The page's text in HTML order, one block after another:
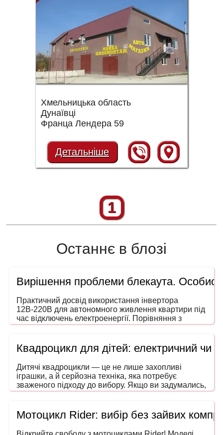
Хмельницька область
Дунаївці
Франца Лендера 59
Детальніше
1
Останнє в блозі
Вирішення проблеми блекаута.
Практичний досвід використання інвертора
12В-220В для автономного живлення квартири під
час відключень електроенергії. Порівняння з
генераторами, ДБЖ і power station. На що звертати
Квадроцикл для дітей: електричний чи
Дитячі квадроцикли — це не лише захопливі
іграшки, а й серйозна техніка, яка потребує
зваженого підходу до вибору. Якщо ви задумались,
як обрати квадроцикл для дитини, то ця інструкція
та в межах вашого бюджету. Адже йдеться не
просто про розвагу — мова про безпечний
транспорт, що розвиває координацію, увагу та
Мотоцикл Rider: вибір без зайвих